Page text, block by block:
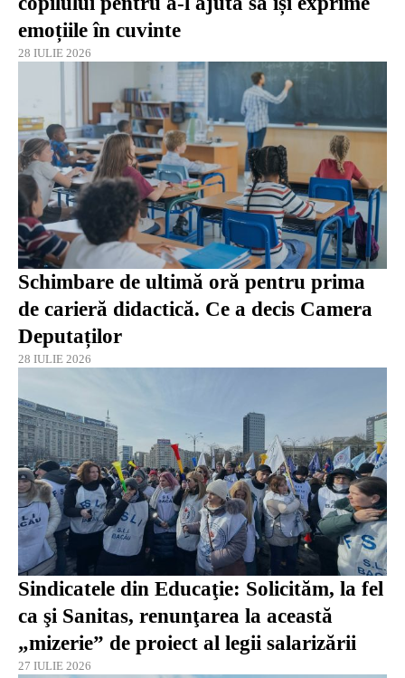
emoțiile în cuvinte
28 IULIE 2026
Schimbare de ultimă oră pentru prima
de carieră didactică. Ce a decis Camera
Deputaților
28 IULIE 2026
Sindicatele din Educaţie: Solicităm, la fel
ca şi Sanitas, renunţarea la această
„mizerie” de proiect al legii salarizării
27 IULIE 2026